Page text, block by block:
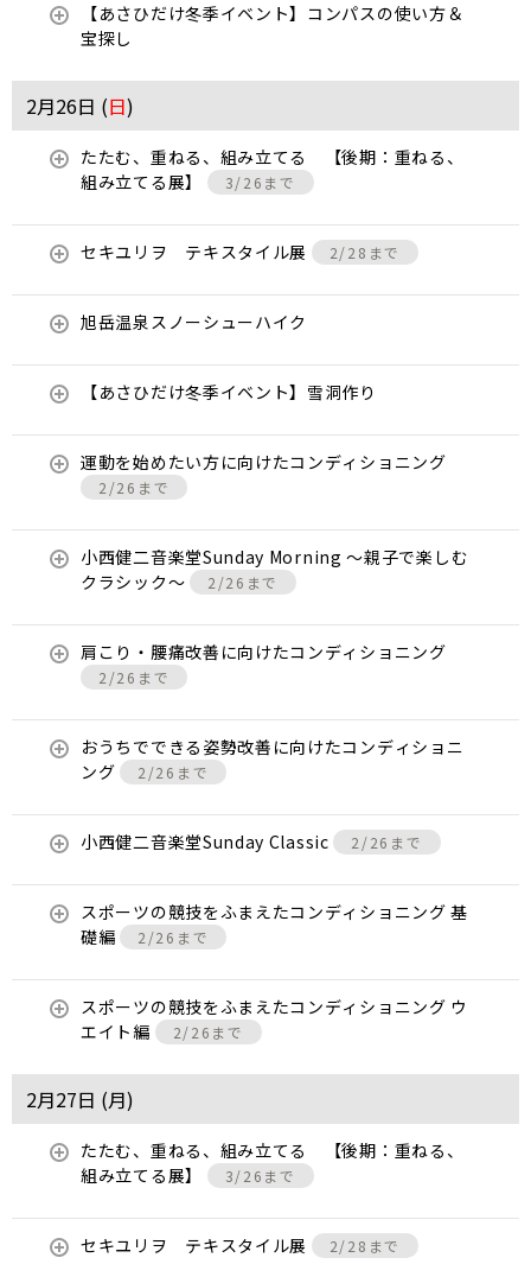
【あさひだけ冬季イベント】コンパスの使い方＆
宝探し
2月26日 (日)
たたむ、重ねる、組み立てる 【後期：重ねる、
組み立てる展】
3/26まで
セキユリヲ テキスタイル展 2/28まで
旭岳温泉スノーシューハイク
【あさひだけ冬季イベント】雪洞作り
運動を始めたい方に向けたコンディショニング
2/26まで
小西健二音楽堂Sunday Morning 〜親子で楽しむ
クラシック〜
2/26まで
肩こり・腰痛改善に向けたコンディショニング
2/26まで
おうちでできる姿勢改善に向けたコンディショニ
ング
2/26まで
小西健二音楽堂Sunday Classic 2/26まで
スポーツの競技をふまえたコンディショニング 基
礎編
2/26まで
スポーツの競技をふまえたコンディショニング ウ
エイト編
2/26まで
2月27日 (月)
たたむ、重ねる、組み立てる 【後期：重ねる、
組み立てる展】
3/26まで
セキユリヲ テキスタイル展 2/28まで